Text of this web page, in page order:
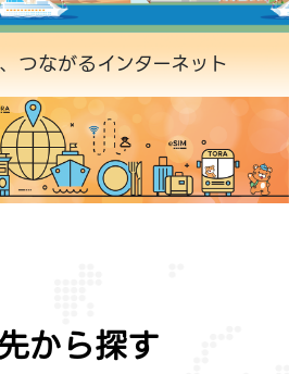
つながるインターネット
から探す